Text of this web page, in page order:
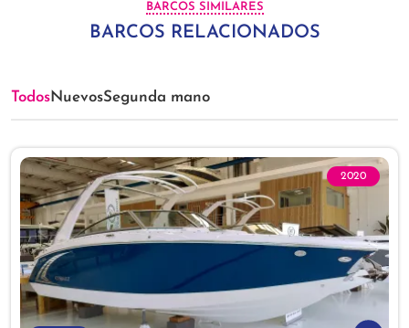
BARCOS SIMILARES
BARCOS RELACIONADOS
TodosNuevosSegunda mano
2020